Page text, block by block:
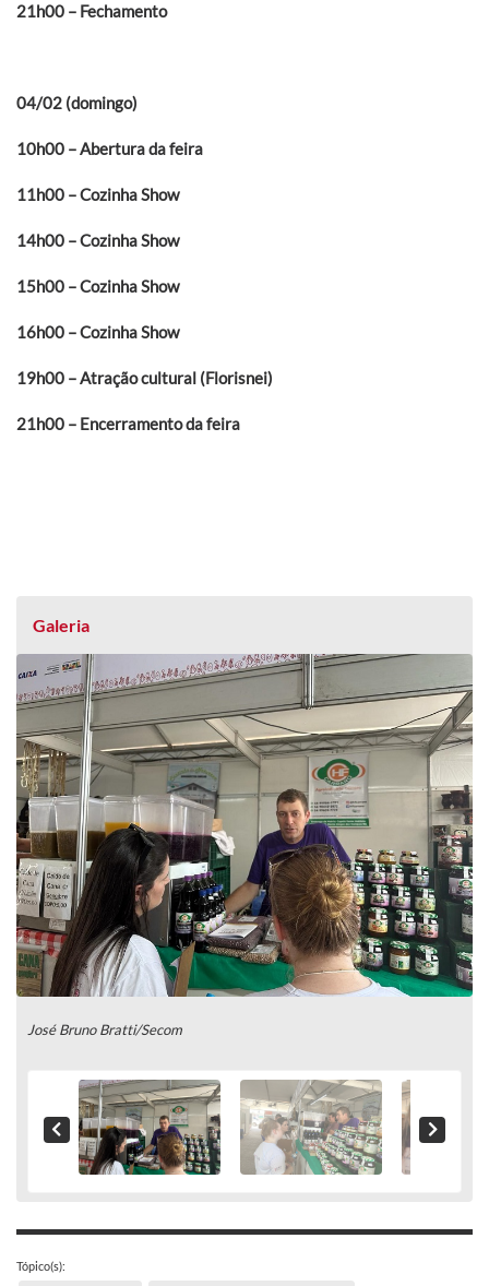
21h00 – Fechamento
04/02 (domingo)
10h00 – Abertura da feira
11h00 – Cozinha Show
14h00 – Cozinha Show
15h00 – Cozinha Show
16h00 – Cozinha Show
19h00 – Atração cultural (Florisnei)
21h00 – Encerramento da feira
Galeria
José Bruno Bratti/Secom
Tópico(s):